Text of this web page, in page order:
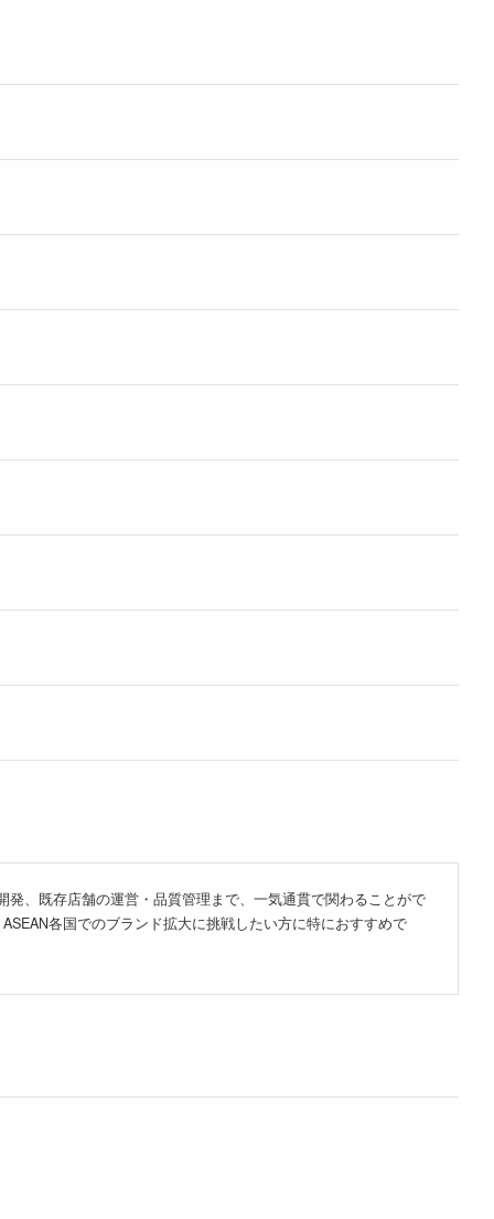
、既存店舗の運営・品質管理まで、一気通貫で関わることがで
各国でのブランド拡大に挑戦したい方に特におすすめで